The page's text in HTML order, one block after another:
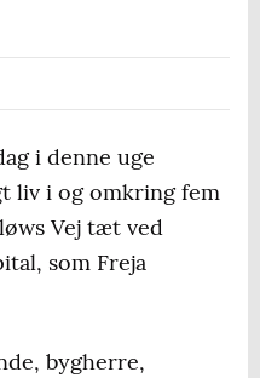
i denne uge
liv i og omkring fem
Vej tæt ved
som Freja
bygherre,